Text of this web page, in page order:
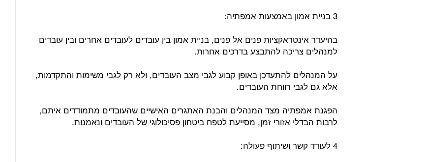
3 בניית אמון באמצעות אמפתיה:
בהיעדר אינטראקציות פנים אל פנים, בניית אמון בין עובדים לעובדים אחרים ובין עובדים
למנהלים צריכה להתבצע בדרכים אחרות.
על המנהלים להתעדכן באופן קבוע לגבי מצב העובדים, ולא רק לגבי משימות והתקדמות,
אלא גם לגבי רווחת העובדים.
הפגנת אמפתיה מצד המנהלים והבנת האתגרים האישיים שהעובדים מתמודדים איתם,
לרבות הבדלי אזורי זמן, מסייעת לטפח ביטחון פסיכולוגי של העובדים ונאמנות.
4 לעודד קשר ושיתוף פעולה: